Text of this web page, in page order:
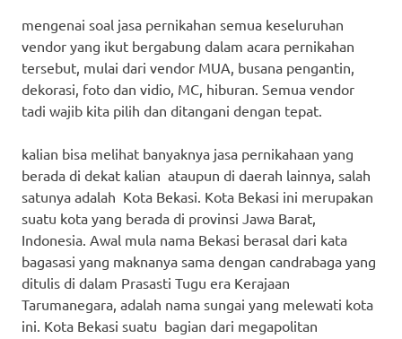
mengenai soal jasa pernikahan semua keseluruhan
vendor yang ikut bergabung dalam acara pernikahan
tersebut, mulai dari vendor MUA, busana pengantin,
dekorasi, foto dan vidio, MC, hiburan. Semua vendor
tadi wajib kita pilih dan ditangani dengan tepat.
kalian bisa melihat banyaknya jasa pernikahaan yang
berada di dekat kalian ataupun di daerah lainnya, salah
satunya adalah Kota Bekasi. Kota Bekasi ini merupakan
suatu kota yang berada di provinsi Jawa Barat,
Indonesia. Awal mula nama Bekasi berasal dari kata
bagasasi yang maknanya sama dengan candrabaga yang
ditulis di dalam Prasasti Tugu era Kerajaan
Tarumanegara, adalah nama sungai yang melewati kota
ini. Kota Bekasi suatu bagian dari megapolitan